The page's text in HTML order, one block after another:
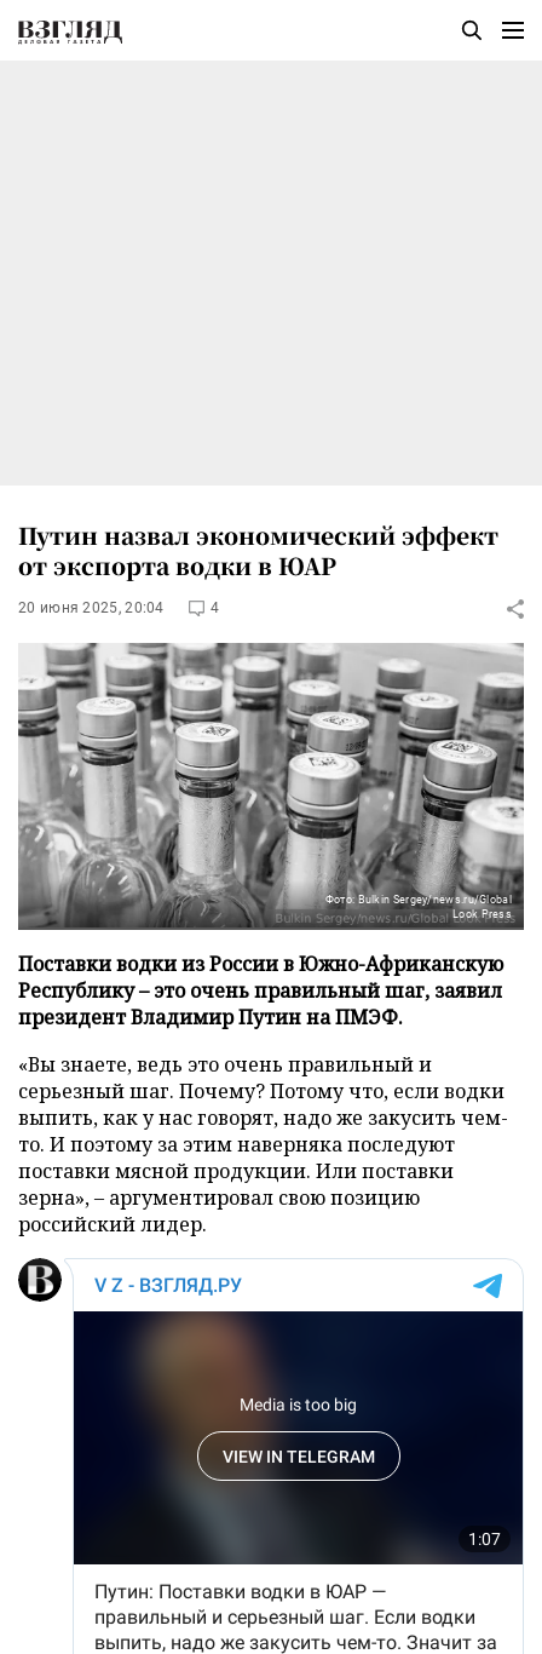
Путин назвал экономический эффект
от экспорта водки в ЮАР
20 июня 2025, 20:04 4
Фото: Bulkin Sergey/news.ru/Global
Look Press
Поставки водки из России в Южно-Африканскую
Республику – это очень правильный шаг, заявил
президент Владимир Путин на ПМЭФ.
«Вы знаете, ведь это очень правильный и
серьезный шаг. Почему? Потому что, если водки
выпить, как у нас говорят, надо же закусить чем-
то. И поэтому за этим наверняка последуют
поставки мясной продукции. Или поставки
зерна», – аргументировал свою позицию
российский лидер.